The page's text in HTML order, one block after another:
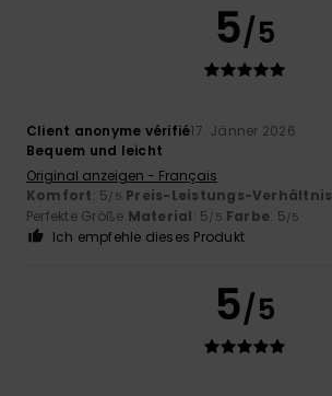
5/5
Client anonyme vérifié17. Jänner 2026
Bequem und leicht
Original anzeigen - Français
Komfort: 5/5 Preis-Leistungs-Verhältnis
Perfekte Größe Material: 5/5 Farbe: 5/5
Ich empfehle dieses Produkt
5/5